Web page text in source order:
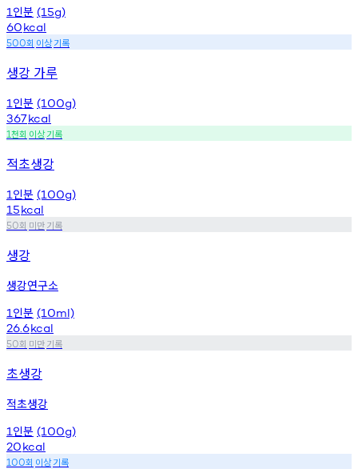
1 인분 (15g)
60kcal
500회 이상기록
생강 가루
1 인분 (100g)
367kcal
1천회 이상기록
적초생강
1 인분 (100g)
15kcal
50회 미만기록
생강
생강연구소
1 인분 (10ml)
26.6kcal
50회 미만기록
초생강
적초생강
1 인분 (100g)
20kcal
100회 이상기록